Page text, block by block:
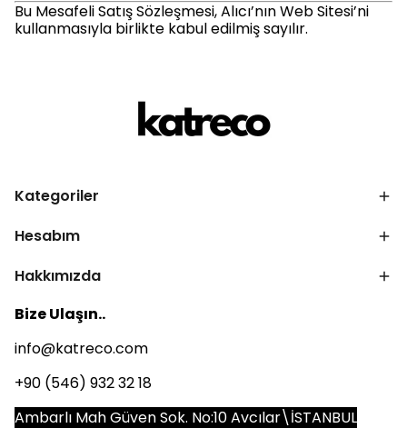
Bu Mesafeli Satış Sözleşmesi, Alıcı’nın Web Sitesi’ni
kullanmasıyla birlikte kabul edilmiş sayılır.
Kategoriler
Hesabım
Hakkımızda
Bize Ulaşın..
info@katreco.com
+90 (546) 932 32 18
Ambarlı Mah Güven Sok. No:10 Avcılar\İSTANBUL